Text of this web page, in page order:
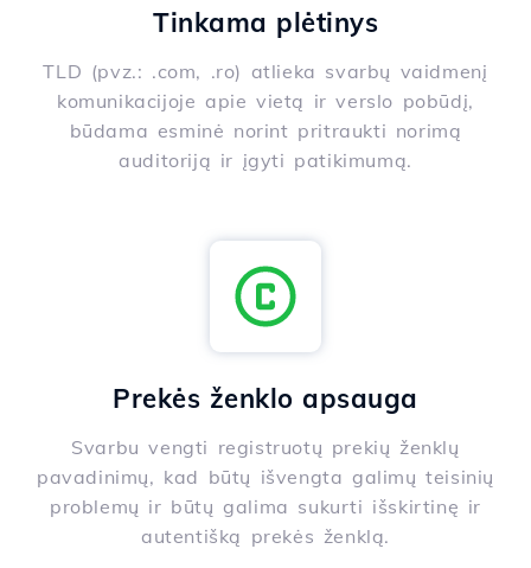
Tinkama plėtinys
TLD (pvz.: .com, .ro) atlieka svarbų vaidmenį
komunikacijoje apie vietą ir verslo pobūdį,
būdama esminė norint pritraukti norimą
auditoriją ir įgyti patikimumą.
Prekės ženklo apsauga
Svarbu vengti registruotų prekių ženklų
pavadinimų, kad būtų išvengta galimų teisinių
problemų ir būtų galima sukurti išskirtinę ir
autentišką prekės ženklą.